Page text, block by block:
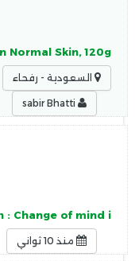
Skin, 120g.
السعودية - رفحاء
: Change of mind i
منذ 10 ثواني